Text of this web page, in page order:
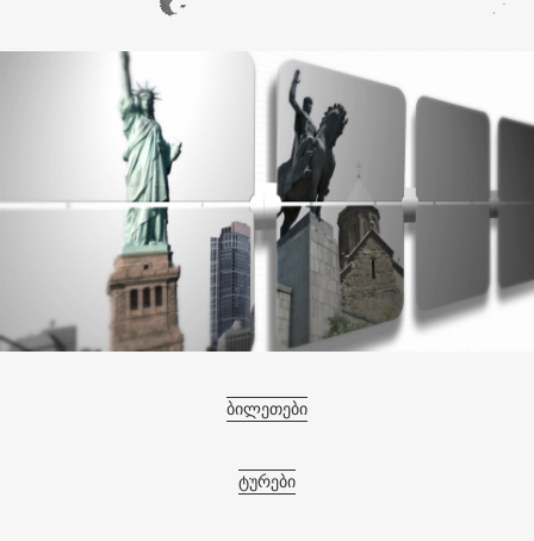
ბილეთები
ტურები